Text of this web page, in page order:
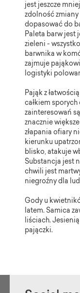
jest jeszcze
zdolność zmiany
dopasować do
Paleta barw jest
zieleni -
barwnika w
zajmuje
logistyki
Pająk z
całkiem
zainteresowań
znacznie
złapania ofiary
kierunku
blisko, atakuje
Substancja jest
chwili jest
niegroźny dla
Gody u
latem. Samica
liściach.
pajączki.